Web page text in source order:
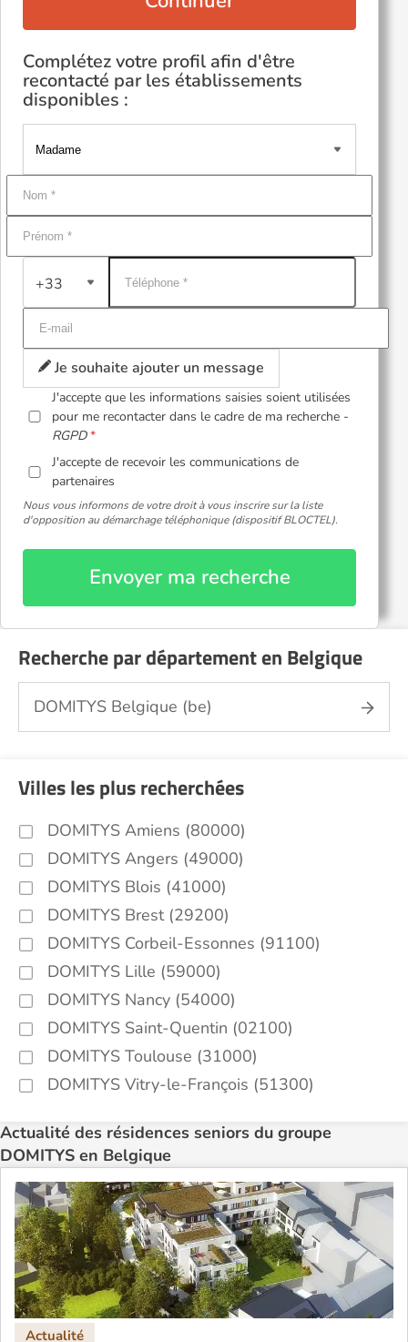
Complétez votre profil afin d'être
recontacté par les établissements
disponibles :
+33
Je souhaite ajouter un message
J'accepte que les informations saisies soient utilisées
pour me recontacter dans le cadre de ma recherche -
RGPD
J'accepte de recevoir les communications de
partenaires
Nous vous informons de votre droit à vous inscrire sur la liste
d'opposition au démarchage téléphonique (dispositif BLOCTEL).
Envoyer ma recherche
Recherche par département en Belgique
DOMITYS Belgique (be)
Villes les plus recherchées
DOMITYS Amiens (80000)
DOMITYS Angers (49000)
DOMITYS Blois (41000)
DOMITYS Brest (29200)
DOMITYS Corbeil-Essonnes (91100)
DOMITYS Lille (59000)
DOMITYS Nancy (54000)
DOMITYS Saint-Quentin (02100)
DOMITYS Toulouse (31000)
DOMITYS Vitry-le-François (51300)
Actualité des résidences seniors du groupe
DOMITYS en Belgique